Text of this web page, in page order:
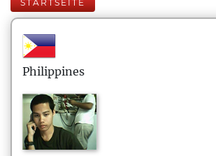
STARTSEITE
Philippines